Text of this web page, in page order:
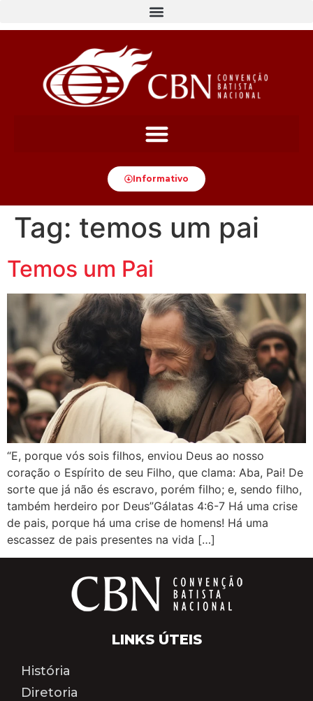
Informativo
Tag: temos um pai
Temos um Pai
“E, porque vós sois filhos, enviou Deus ao nosso
coração o Espírito de seu Filho, que clama: Aba, Pai! De
sorte que já não és escravo, porém filho; e, sendo filho,
também herdeiro por Deus”Gálatas 4:6-7 Há uma crise
de pais, porque há uma crise de homens! Há uma
escassez de pais presentes na vida […]
LINKS ÚTEIS
História
Diretoria